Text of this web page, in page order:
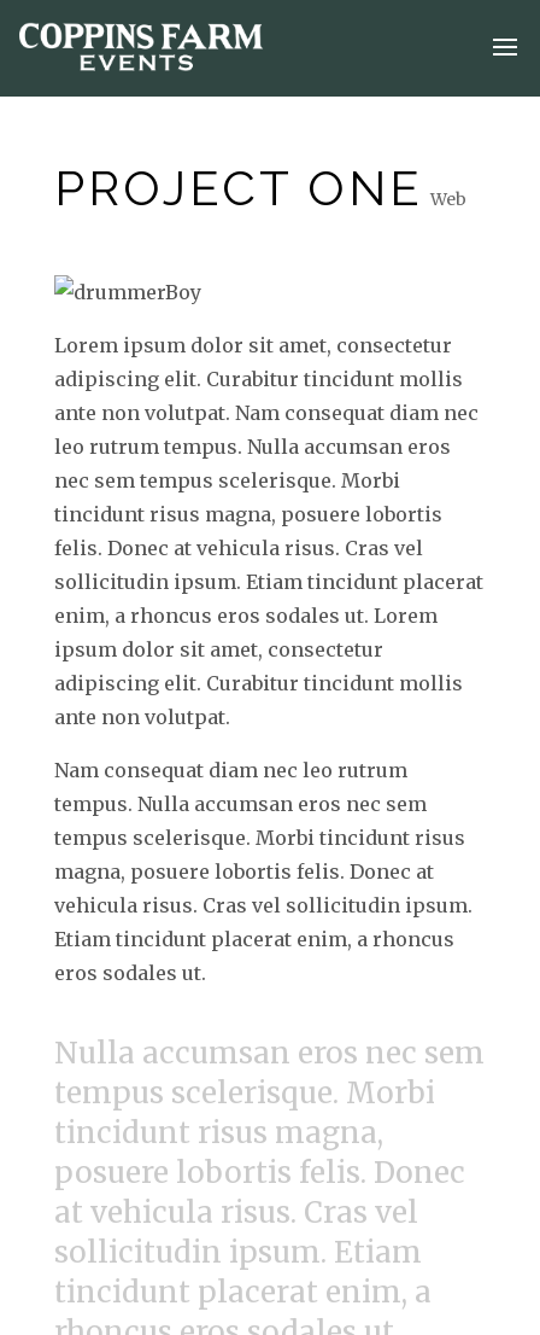
PROJECT ONE Web
Lorem ipsum dolor sit amet, consectetur
adipiscing elit. Curabitur tincidunt mollis
ante non volutpat. Nam consequat diam nec
leo rutrum tempus. Nulla accumsan eros
nec sem tempus scelerisque. Morbi
tincidunt risus magna, posuere lobortis
felis. Donec at vehicula risus. Cras vel
sollicitudin ipsum. Etiam tincidunt placerat
enim, a rhoncus eros sodales ut. Lorem
ipsum dolor sit amet, consectetur
adipiscing elit. Curabitur tincidunt mollis
ante non volutpat.
Nam consequat diam nec leo rutrum
tempus. Nulla accumsan eros nec sem
tempus scelerisque. Morbi tincidunt risus
magna, posuere lobortis felis. Donec at
vehicula risus. Cras vel sollicitudin ipsum.
Etiam tincidunt placerat enim, a rhoncus
eros sodales ut.
Nulla accumsan eros nec sem
tempus scelerisque. Morbi
tincidunt risus magna,
posuere lobortis felis. Donec
at vehicula risus. Cras vel
sollicitudin ipsum. Etiam
tincidunt placerat enim, a